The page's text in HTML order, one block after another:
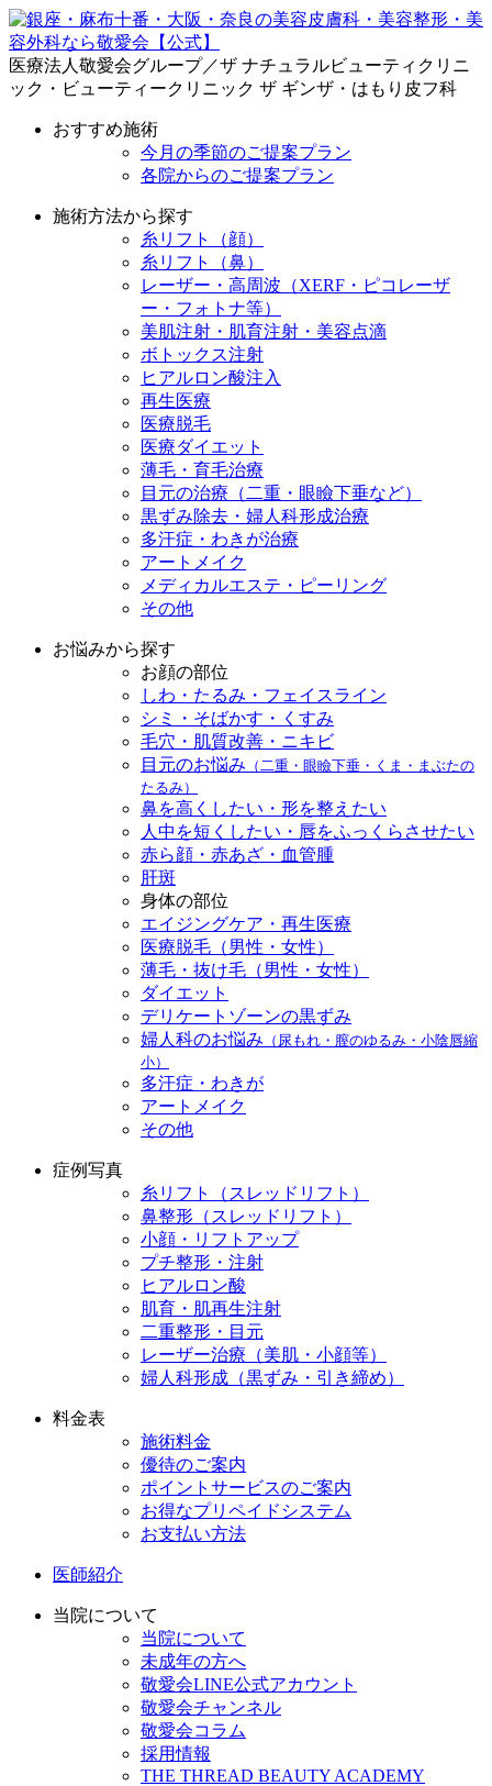
医療法人敬愛会グループ／ザ ナチュラルビューティクリニ
ック・ビューティークリニック ザ ギンザ・はもり皮フ科
おすすめ施術
今月の季節のご提案プラン
各院からのご提案プラン
施術方法から探す
糸リフト（顔）
糸リフト（鼻）
レーザー・高周波（XERF・ピコレーザ
ー・フォトナ等）
美肌注射・肌育注射・美容点滴
ボトックス注射
ヒアルロン酸注入
再生医療
医療脱毛
医療ダイエット
薄毛・育毛治療
目元の治療（二重・眼瞼下垂など）
黒ずみ除去・婦人科形成治療
多汗症・わきが治療
アートメイク
メディカルエステ・ピーリング
その他
お悩みから探す
お顔の部位
しわ・たるみ・フェイスライン
シミ・そばかす・くすみ
毛穴・肌質改善・ニキビ
目元のお悩み （二重・眼瞼下垂・くま・まぶたの
たるみ）
鼻を高くしたい・形を整えたい
人中を短くしたい・唇をふっくらさせたい
赤ら顔・赤あざ・血管腫
肝斑
身体の部位
エイジングケア・再生医療
医療脱毛（男性・女性）
薄毛・抜け毛（男性・女性）
ダイエット
デリケートゾーンの黒ずみ
婦人科のお悩み （尿もれ・膣のゆるみ・小陰唇縮
小）
多汗症・わきが
アートメイク
その他
症例写真
糸リフト（スレッドリフト）
鼻整形（スレッドリフト）
小顔・リフトアップ
プチ整形・注射
ヒアルロン酸
肌育・肌再生注射
二重整形・目元
レーザー治療（美肌・小顔等）
婦人科形成（黒ずみ・引き締め）
料金表
施術料金
優待のご案内
ポイントサービスのご案内
お得なプリペイドシステム
お支払い方法
医師紹介
当院について
当院について
未成年の方へ
敬愛会LINE公式アカウント
敬愛会チャンネル
敬愛会コラム
採用情報
THE THREAD BEAUTY ACADEMY